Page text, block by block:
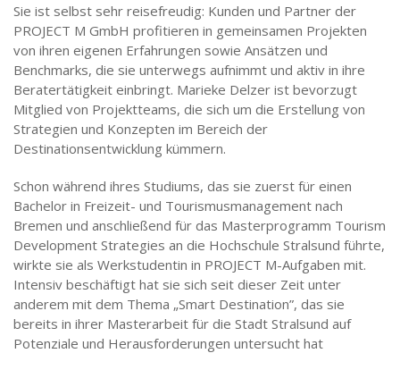
Sie ist selbst sehr reisefreudig: Kunden und Partner der
PROJECT M GmbH profitieren in gemeinsamen Projekten
von ihren eigenen Erfahrungen sowie Ansätzen und
Benchmarks, die sie unterwegs aufnimmt und aktiv in ihre
Beratertätigkeit einbringt. Marieke Delzer ist bevorzugt
Mitglied von Projektteams, die sich um die Erstellung von
Strategien und Konzepten im Bereich der
Destinationsentwicklung kümmern.
Schon während ihres Studiums, das sie zuerst für einen
Bachelor in Freizeit- und Tourismusmanagement nach
Bremen und anschließend für das Masterprogramm Tourism
Development Strategies an die Hochschule Stralsund führte,
wirkte sie als Werkstudentin in PROJECT M-Aufgaben mit.
Intensiv beschäftigt hat sie sich seit dieser Zeit unter
anderem mit dem Thema „Smart Destination”, das sie
bereits in ihrer Masterarbeit für die Stadt Stralsund auf
Potenziale und Herausforderungen untersucht hat